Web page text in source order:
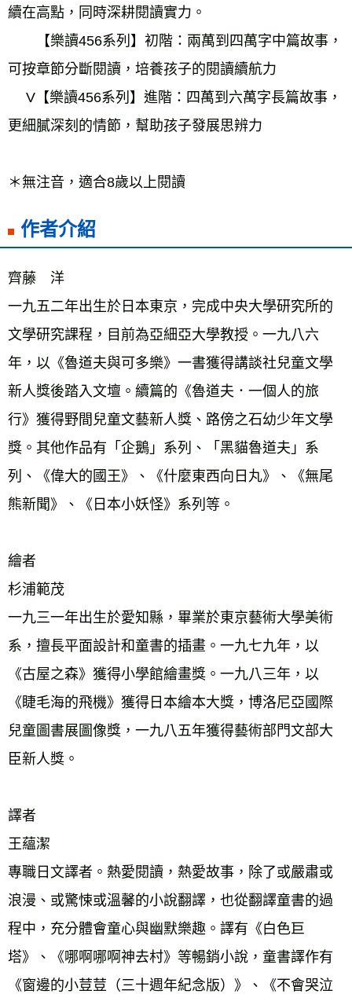
續在高點，同時深耕閱讀實力。
【樂讀456系列】初階：兩萬到四萬字中篇故事，
可按章節分斷閱讀，培養孩子的閱讀續航力
V【樂讀456系列】進階：四萬到六萬字長篇故事，
更細膩深刻的情節，幫助孩子發展思辨力
＊無注音，適合8歲以上閱讀
作者介紹
齊藤　洋
一九五二年出生於日本東京，完成中央大學研究所的
文學研究課程，目前為亞細亞大學教授。一九八六
年，以《魯道夫與可多樂》一書獲得講談社兒童文學
新人獎後踏入文壇。續篇的《魯道夫．一個人的旅
行》獲得野間兒童文藝新人獎、路傍之石幼少年文學
獎。其他作品有「企鵝」系列、「黑貓魯道夫」系
列、《偉大的國王》、《什麼東西向日丸》、《無尾
熊新聞》、《日本小妖怪》系列等。
繪者
杉浦範茂
一九三一年出生於愛知縣，畢業於東京藝術大學美術
系，擅長平面設計和童書的插畫。一九七九年，以
《古屋之森》獲得小學館繪畫獎。一九八三年，以
《睫毛海的飛機》獲得日本繪本大獎，博洛尼亞國際
兒童圖書展圖像獎，一九八五年獲得藝術部門文部大
臣新人獎。
譯者
王蘊潔
專職日文譯者。熱愛閱讀，熱愛故事，除了或嚴肅或
浪漫、或驚悚或溫馨的小說翻譯，也從翻譯童書的過
程中，充分體會童心與幽默樂趣。譯有《白色巨
塔》、《哪啊哪啊神去村》等暢銷小說，童書譯作有
《窗邊的小荳荳（三十週年紀念版）》、《不會哭泣